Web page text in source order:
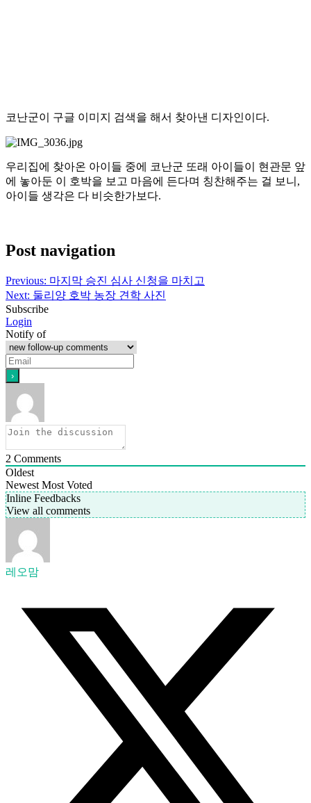
코난군이 구글 이미지 검색을 해서 찾아낸 디자인이다.
우리집에 찾아온 아이들 중에 코난군 또래 아이들이 현관문 앞
에 놓아둔 이 호박을 보고 마음에 든다며 칭찬해주는 걸 보니,
아이들 생각은 다 비슷한가보다.
Post navigation
Previous: 마지막 승진 심사 신청을 마치고
Next: 둘리양 호박 농장 견학 사진
Subscribe
Login
Notify of
2 Comments
Oldest
Newest Most Voted
Inline Feedbacks
View all comments
레오맘